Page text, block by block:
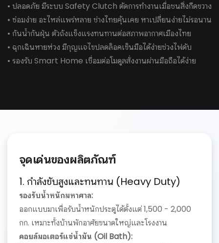
• ปลอดภัย มีระบบ Safety Clutch ตัดการทำงานเมื่อชนสิ่งกีดขวาง
• ซ่อมง่าย อะไหล่แพร่หลาย ช่างไทยคุ้นเคย หาเปลี่ยนง่ายไม่รอนาน
• กันน้ำกันฝุ่น ตัวถังแข็งแรงทนทานต่อสภาพอากาศเมืองไทย
• ฉุกเฉินหายห่วง มีกุญแจไขปลดล็อคเข็นมือได้ง่ายช่วงไฟดับ
• รองรับ Smart Home เชื่อมต่อโมดูลสั่งงานผ่านมือถือได้ง่าย
จุดเด่นของผลิตภัณฑ์
1. กำลังขับสูงและทนทาน (Heavy Duty)
รองรับน้ำหนักมหาศาล:
ออกแบบมาเพื่อรับน้ำหนักประตูได้ตั้งแต่ 1,500 - 2,000
กก. เหมาะทั้งบ้านพักอาศัยขนาดใหญ่และโรงงาน
คอยล์มอเตอร์แช่น้ำมัน (Oil Bath):